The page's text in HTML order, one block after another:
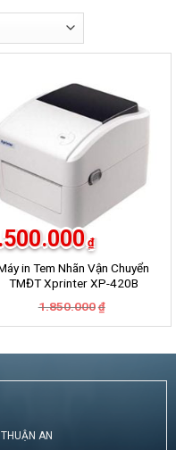
in Tem Nhãn Vận Chuyển
TMĐT Xprinter XP-420B
1.850.000 ₫
là:
₫
tại
1.500.000₫.
AN